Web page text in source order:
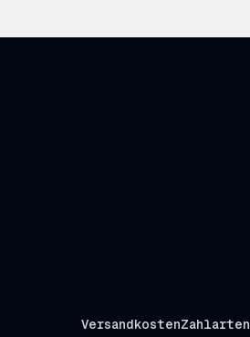
VersandkostenZahlarten